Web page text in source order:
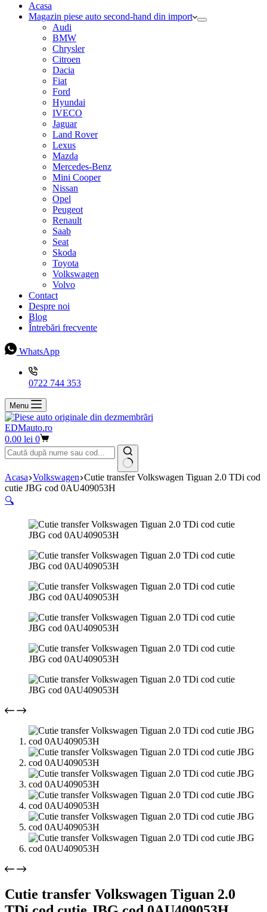
cumpărături
Acasa
Magazin piese auto second-hand din import
Audi
BMW
Chrysler
Citroen
Dacia
Fiat
Ford
Hyundai
IVECO
Jaguar
Land Rover
Lexus
Mazda
Mercedes-Benz
Mini Cooper
Nissan
Opel
Peugeot
Renault
Saab
Seat
Skoda
Toyota
Volkswagen
Volvo
Contact
Despre noi
Blog
Întrebări frecvente
WhatsApp
0722 744 353
Menu
EDMauto.ro
Coș
de
cumpărături
0.00 lei 0
Niciun
rezultat
Acasa Volkswagen Cutie transfer Volkswagen Tiguan 2.0 TDi cod
cutie JBG cod 0AU409053H
🔍
Cutie transfer Volkswagen Tiguan 2.0